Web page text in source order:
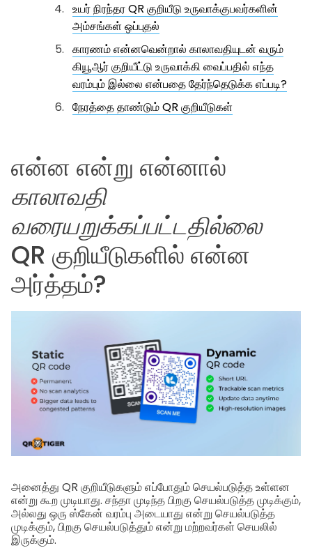
உயர் நிரந்தர QR குறியீடு உருவாக்குபவர்களின்
அம்சங்கள் ஒப்புதல்
காரணம் என்னவென்றால் காலாவதியுடன் வரும்
கியூஆர் குறியீட்டு உருவாக்கி வைப்பதில் எந்த
வரம்பும் இல்லை என்பதை தேர்ந்தெடுக்க எப்படி?
நேரத்தை தாண்டும் QR குறியீடுகள்
என்ன என்று என்னால்
காலாவதி
வரையறுக்கப்பட்டதில்லை
QR குறியீடுகளில் என்ன
அர்த்தம்?
அனைத்து QR குறியீடுகளும் எப்போதும் செயல்படுத்த உள்ளன
என்று கூற முடியாது. சந்தா முடிந்த பிறகு செயல்படுத்த முடிக்கும்,
அல்லது ஒரு ஸ்கேன் வரம்பு அடையாது என்று செயல்படுத்த
முடிக்கும், பிறகு செயல்படுத்தும் என்று மற்றவர்கள் செயலில்
இருக்கும்.